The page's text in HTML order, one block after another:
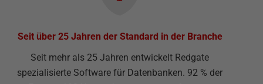
Seit über 25 Jahren der Standard in der Branche
Seit mehr als 25 Jahren entwickelt Redgate
spezialisierte Software für Datenbanken. 92 % der